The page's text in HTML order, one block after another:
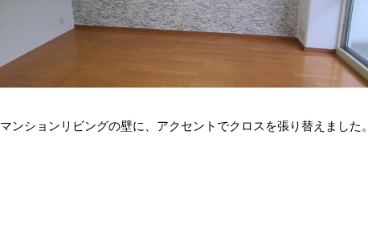
マンションリビングの壁に、アクセントでクロスを張り替えました。